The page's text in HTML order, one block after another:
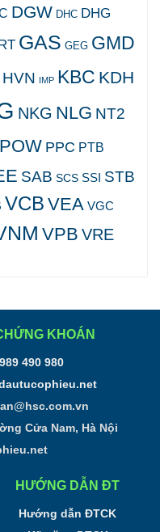
DGW DHC DHG
GAS GEG GMD
HVN IMP KBC KDH
NKG NLG NT2
POW PPC PTB
SAB SCS SSI STB
VCB VEA VGC
VPB VRE
KHOÁN
490 980
Cửa Nam, Hà Nội
HƯỚNG DẪN ĐT
Hướng dẫn ĐTCK